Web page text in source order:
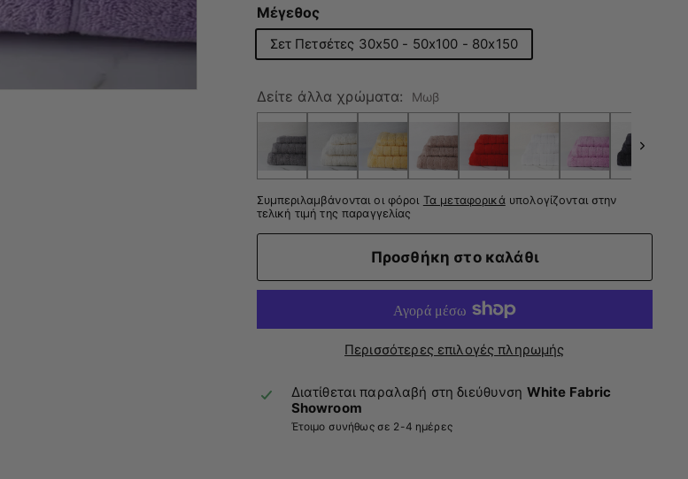
Μέγεθος
Σετ Πετσέτες 30x50 - 50x100 - 80x150
Δείτε άλλα χρώματα: Μωβ
Συμπεριλαμβάνονται οι φόροι Τα μεταφορικάυπολογίζονται στην
τελική τιμή της παραγγελίας
Προσθήκη στο καλάθι
Περισσότερες επιλογές πληρωμής
Διατίθεται παραλαβή στη διεύθυνση White Fabric
Showroom
Έτοιμο συνήθως σε 2-4 ημέρες